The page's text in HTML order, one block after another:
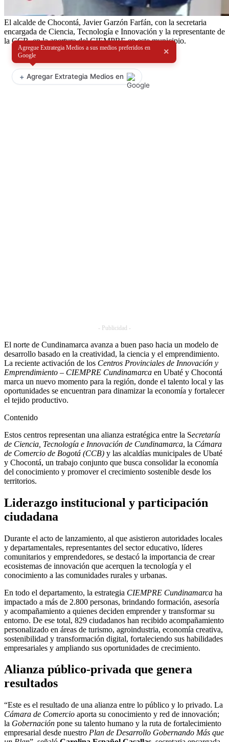
El alcalde de Chocontá, Javier Garzón Farfán, con la secretaria
encargada de Ciencia, Tecnología e Innovación y la representante de
la CCB, en la apertura del CIEMPRE en este municipio.
Agregue Extrategia Medios a sus medios preferidos en
Google
×
+ Agregar Extrategia Medios en
- Publicidad -
El norte de Cundinamarca avanza a buen paso hacia un modelo de
desarrollo basado en la creatividad, la ciencia y el emprendimiento.
La reciente activación de los Centros Provinciales de Innovación y
Emprendimiento – CIEMPRE Cundinamarca en Ubaté y Chocontá
marca un nuevo momento para la región, donde el talento local y las
oportunidades se encuentran para dinamizar la economía y fortalecer
el tejido productivo.
Contenido
Estos centros representan una alianza estratégica entre la Secretaría
de Ciencia, Tecnología e Innovación de Cundinamarca, la Cámara
de Comercio de Bogotá (CCB) y las alcaldías municipales de Ubaté
y Chocontá, un trabajo conjunto que busca consolidar la economía
del conocimiento y promover el crecimiento sostenible desde los
territorios.
Liderazgo institucional y participación
ciudadana
Durante el acto de lanzamiento, al que asistieron autoridades locales
y departamentales, representantes del sector educativo, líderes
comunitarios y emprendedores, se destacó la importancia de crear
ecosistemas de innovación que acerquen la tecnología y el
conocimiento a las comunidades rurales y urbanas.
En todo el departamento, la estrategia CIEMPRE Cundinamarca ha
impactado a más de 2.800 personas, brindando formación, asesoría
y acompañamiento a quienes deciden emprender y transformar su
entorno. De ese total, 829 ciudadanos han recibido acompañamiento
personalizado en áreas de turismo, agroindustria, economía creativa,
sostenibilidad y transformación digital, fortaleciendo sus habilidades
empresariales y ampliando sus oportunidades de crecimiento.
Alianza público-privada que genera
resultados
“Este es el resultado de una alianza entre lo público y lo privado. La
Cámara de Comercio aporta su conocimiento y red de innovación;
la Gobernación pone su talento humano y la ruta de fortalecimiento
empresarial desde nuestro Plan de Desarrollo Gobernando Más que